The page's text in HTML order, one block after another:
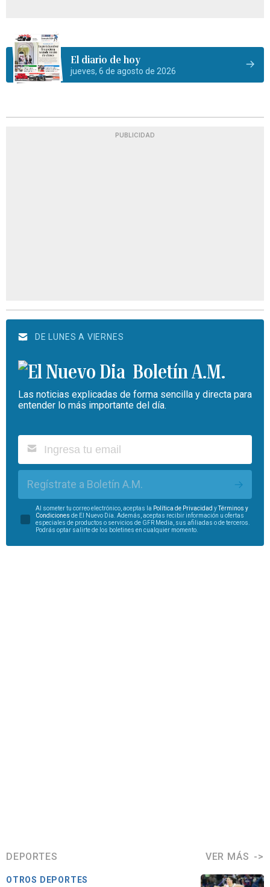
El diario de hoy
jueves, 6 de agosto de 2026
PUBLICIDAD
DE LUNES A VIERNES
Boletín A.M.
Las noticias explicadas de forma sencilla y directa para
entender lo más importante del día.
Regístrate a Boletín A.M.
Al someter tu correo electrónico, aceptas la Política de Privacidad y
Términos y
Condiciones de El Nuevo Día. Además, aceptas recibir información u ofertas
especiales de productos o servicios de GFR Media, sus afiliadas o de terceros.
Podrás optar salirte de los boletines en cualquier momento.
DEPORTES VER MÁS
OTROS DEPORTES